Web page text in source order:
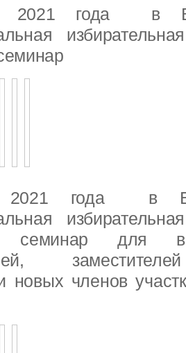
2021 года в
года в
семинар для
новых членов